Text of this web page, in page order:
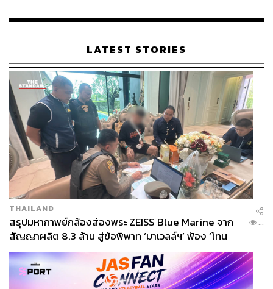
เรือนไทยที่ถูกซุกไว้
LATEST STORIES
THAILAND
สรุปมหากาพย์กล้องส่องพระ ZEISS Blue Marine จาก
สัญญาผลิต 8.3 ล้าน สู่ข้อพิพาท ‘มาเวลล์ฯ’ ฟ้อง ‘โทน
บางแค’ ผิดนัดจ่ายหนี้-แอบระบุแบรนด์
...